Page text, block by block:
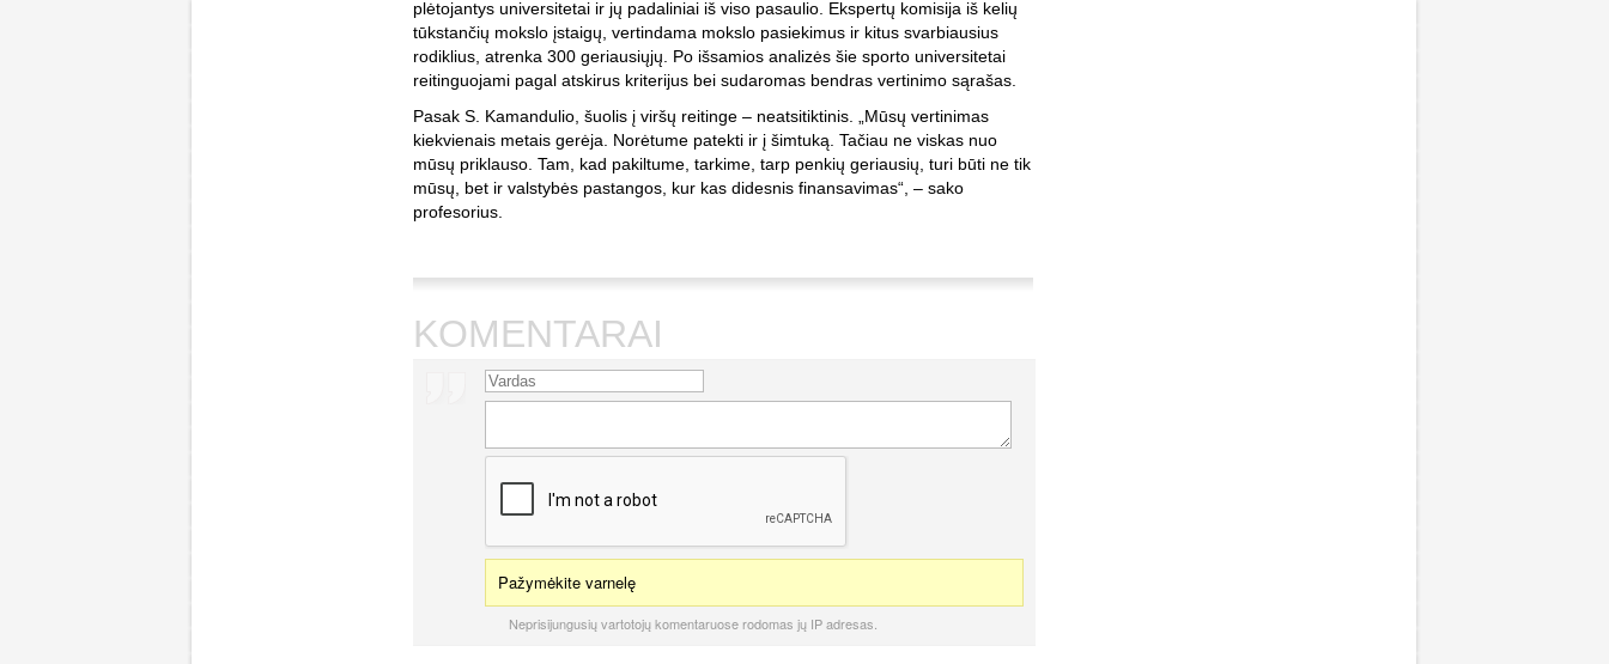
plėtojantys universitetai ir jų padaliniai iš viso pasaulio. Ekspertų komisija iš kelių
tūkstančių mokslo įstaigų, vertindama mokslo pasiekimus ir kitus svarbiausius
rodiklius, atrenka 300 geriausiųjų. Po išsamios analizės šie sporto universitetai
reitinguojami pagal atskirus kriterijus bei sudaromas bendras vertinimo sąrašas.
Pasak S. Kamandulio, šuolis į viršų reitinge – neatsitiktinis. „Mūsų vertinimas
kiekvienais metais gerėja. Norėtume patekti ir į šimtuką. Tačiau ne viskas nuo
mūsų priklauso. Tam, kad pakiltume, tarkime, tarp penkių geriausių, turi būti ne tik
mūsų, bet ir valstybės pastangos, kur kas didesnis finansavimas“, – sako
profesorius.
KOMENTARAI
Pažymėkite varnelę
Neprisijungusių vartotojų komentaruose rodomas jų IP adresas.